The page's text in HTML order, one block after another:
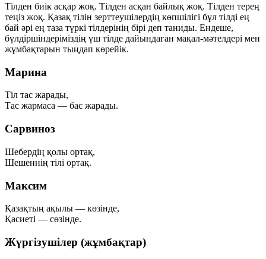
Тілден биік асқар жоқ. Тілден асқан байлық жоқ. Тілден терең
теңіз жоқ. Қазақ тілін зерттеушілердің көпшілігі бұл тілді ең
бай әрі ең таза түркі тілдерінің бірі деп таниды. Ендеше,
бүлдіршіндеріміздің үш тілде дайындаған мақал-мәтелдері мен
жұмбақтарын тыңдап көрейік.
Марина
Тіл тас жарады,
Тас жармаса — бас жарады.
Сарвиноз
Шебердің қолы ортақ,
Шешеннің тілі ортақ.
Максим
Қазақтың ақылы — көзінде,
Қасиеті — сөзінде.
Жүргізушілер (жұмбақтар)